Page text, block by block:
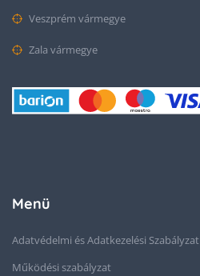
Veszprém vármegye
Zala vármegye
Menü
Adatvédelmi és Adatkezelési Szabályzat
Működési szabályzat